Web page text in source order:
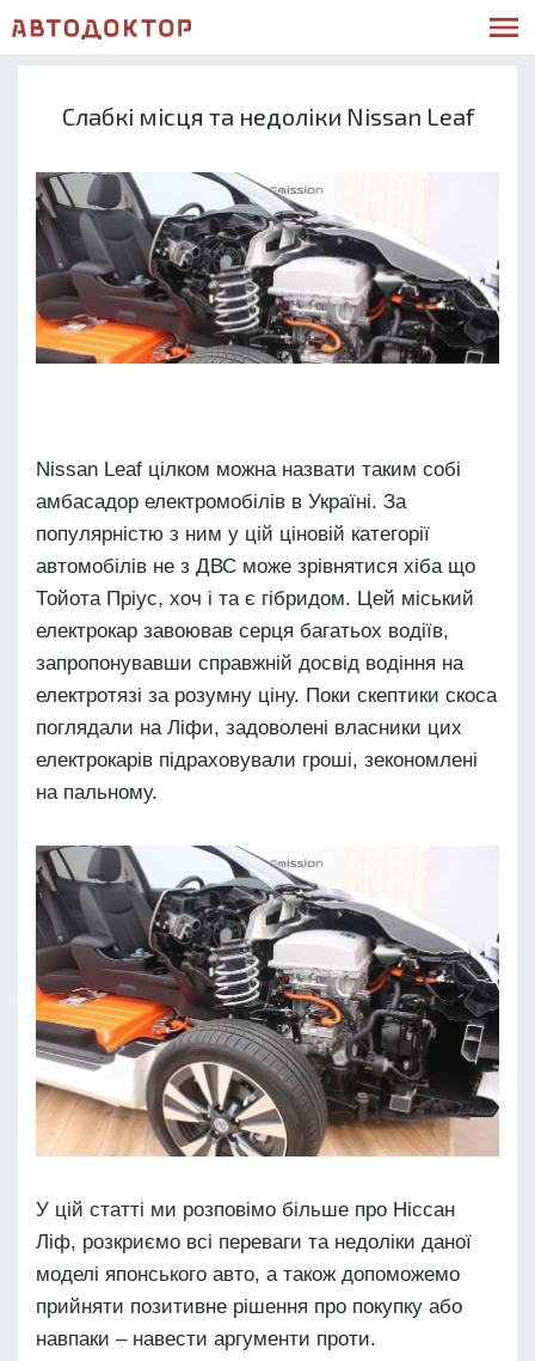
Слабкі місця та недоліки Nissan Leaf
Nissan Leaf цілком можна назвати таким собі
амбасадор електромобілів в Україні. За
популярністю з ним у цій ціновій категорії
автомобілів не з ДВС може зрівнятися хіба що
Тойота Пріус, хоч і та є гібридом. Цей міський
електрокар завоював серця багатьох водіїв,
запропонувавши справжній досвід водіння на
електротязі за розумну ціну. Поки скептики скоса
поглядали на Ліфи, задоволені власники цих
електрокарів підраховували гроші, зекономлені
на пальному.
У цій статті ми розповімо більше про Ніссан
Ліф, розкриємо всі переваги та недоліки даної
моделі японського авто, а також допоможемо
прийняти позитивне рішення про покупку або
навпаки – навести аргументи проти.